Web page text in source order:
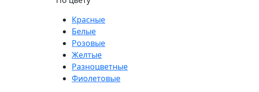
Красные
Белые
Розовые
Желтые
Разноцветные
Фиолетовые